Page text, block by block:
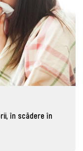
în scădere în